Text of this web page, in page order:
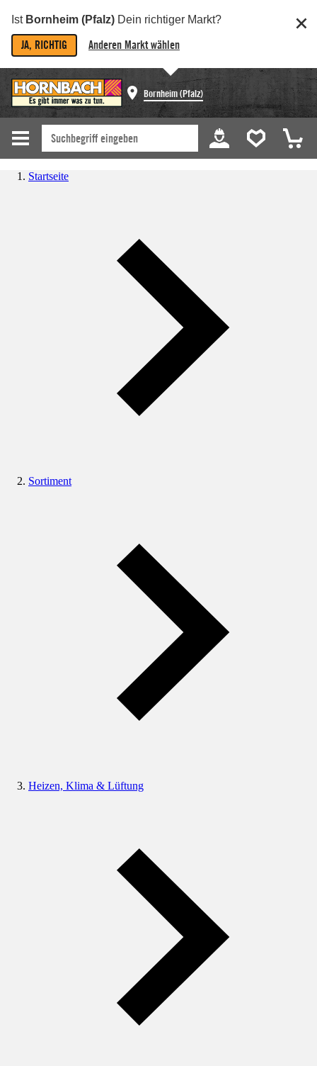
Ist Bornheim (Pfalz) Dein richtiger Markt?
JA, RICHTIG Anderen Markt wählen
Bornheim (Pfalz)
Startseite
Sortiment
Heizen, Klima & Lüftung